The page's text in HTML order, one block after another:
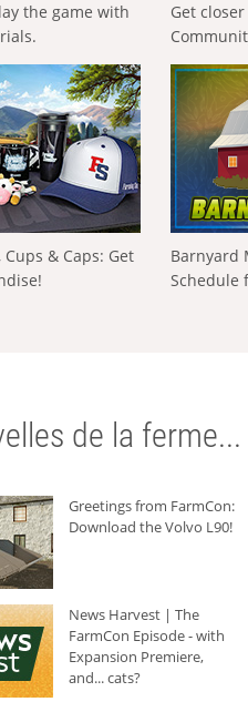
the game with
Get
& Caps: Get
Barnyard
Schedule
de la ferme...
Greetings from FarmCon:
Download the Volvo L90!
News Harvest | The
FarmCon Episode - with
Expansion Premiere,
and... cats?